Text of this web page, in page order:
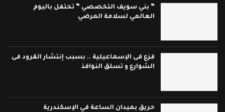
” بني سويف التخصصي ” تحتفل باليوم
العالمي لسلامة المرضي
فزع فى الإسماعيلية .. بسبب إنتشار القرود فى
الشوارع و تسلق النوافذ
حريق بميدان الساعة في الإسكندرية